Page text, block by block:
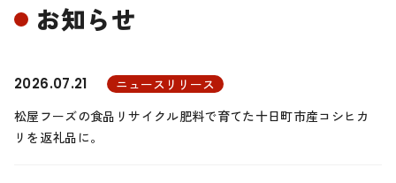
お知らせ
2026.07.21
ニュースリリース
松屋フーズの食品リサイクル肥料で育てた十日町市産コシヒカ
リを返礼品に。